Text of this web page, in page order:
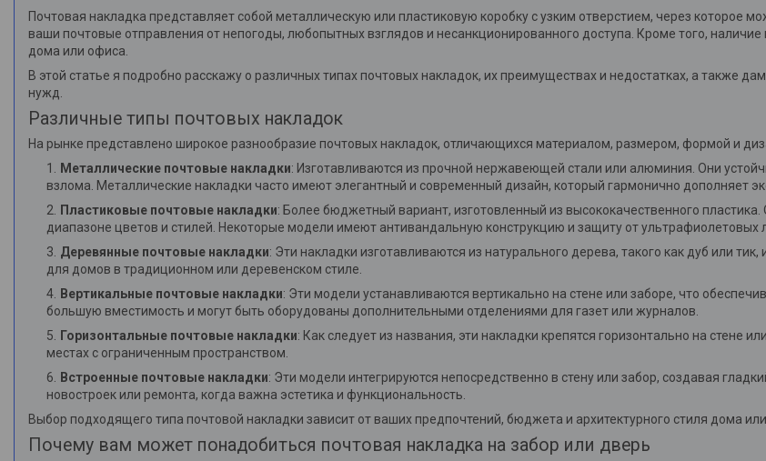
Почтовая накладка представляет собой металлическую или пластиковую коробку с узким отверстием, через
ваши почтовые отправления от непогоды, любопытных взглядов и несанкционированного доступа. Кроме того,
дома или офиса.
В этой статье я подробно расскажу о различных типах почтовых накладок, их преимуществах и недостатках, а также
нужд.
Различные типы почтовых накладок
На рынке представлено широкое разнообразие почтовых накладок, отличающихся материалом, размером, формой и
Металлические почтовые накладки: Изготавливаются из прочной нержавеющей стали или алюминия. Они
взлома. Металлические накладки часто имеют элегантный и современный дизайн, который гармонично дополняет
Пластиковые почтовые накладки: Более бюджетный вариант, изготовленный из высококачественного
диапазоне цветов и стилей. Некоторые модели имеют антивандальную конструкцию и защиту от ультрафиолетовых
Деревянные почтовые накладки: Эти накладки изготавливаются из натурального дерева, такого как дуб или
для домов в традиционном или деревенском стиле.
Вертикальные почтовые накладки: Эти модели устанавливаются вертикально на стене или заборе, что
большую вместимость и могут быть оборудованы дополнительными отделениями для газет или журналов.
Горизонтальные почтовые накладки: Как следует из названия, эти накладки крепятся горизонтально на стене
местах с ограниченным пространством.
Встроенные почтовые накладки: Эти модели интегрируются непосредственно в стену или забор, создавая
новостроек или ремонта, когда важна эстетика и функциональность.
Выбор подходящего типа почтовой накладки зависит от ваших предпочтений, бюджета и архитектурного стиля дома
Почему вам может понадобиться почтовая накладка на забор или дверь